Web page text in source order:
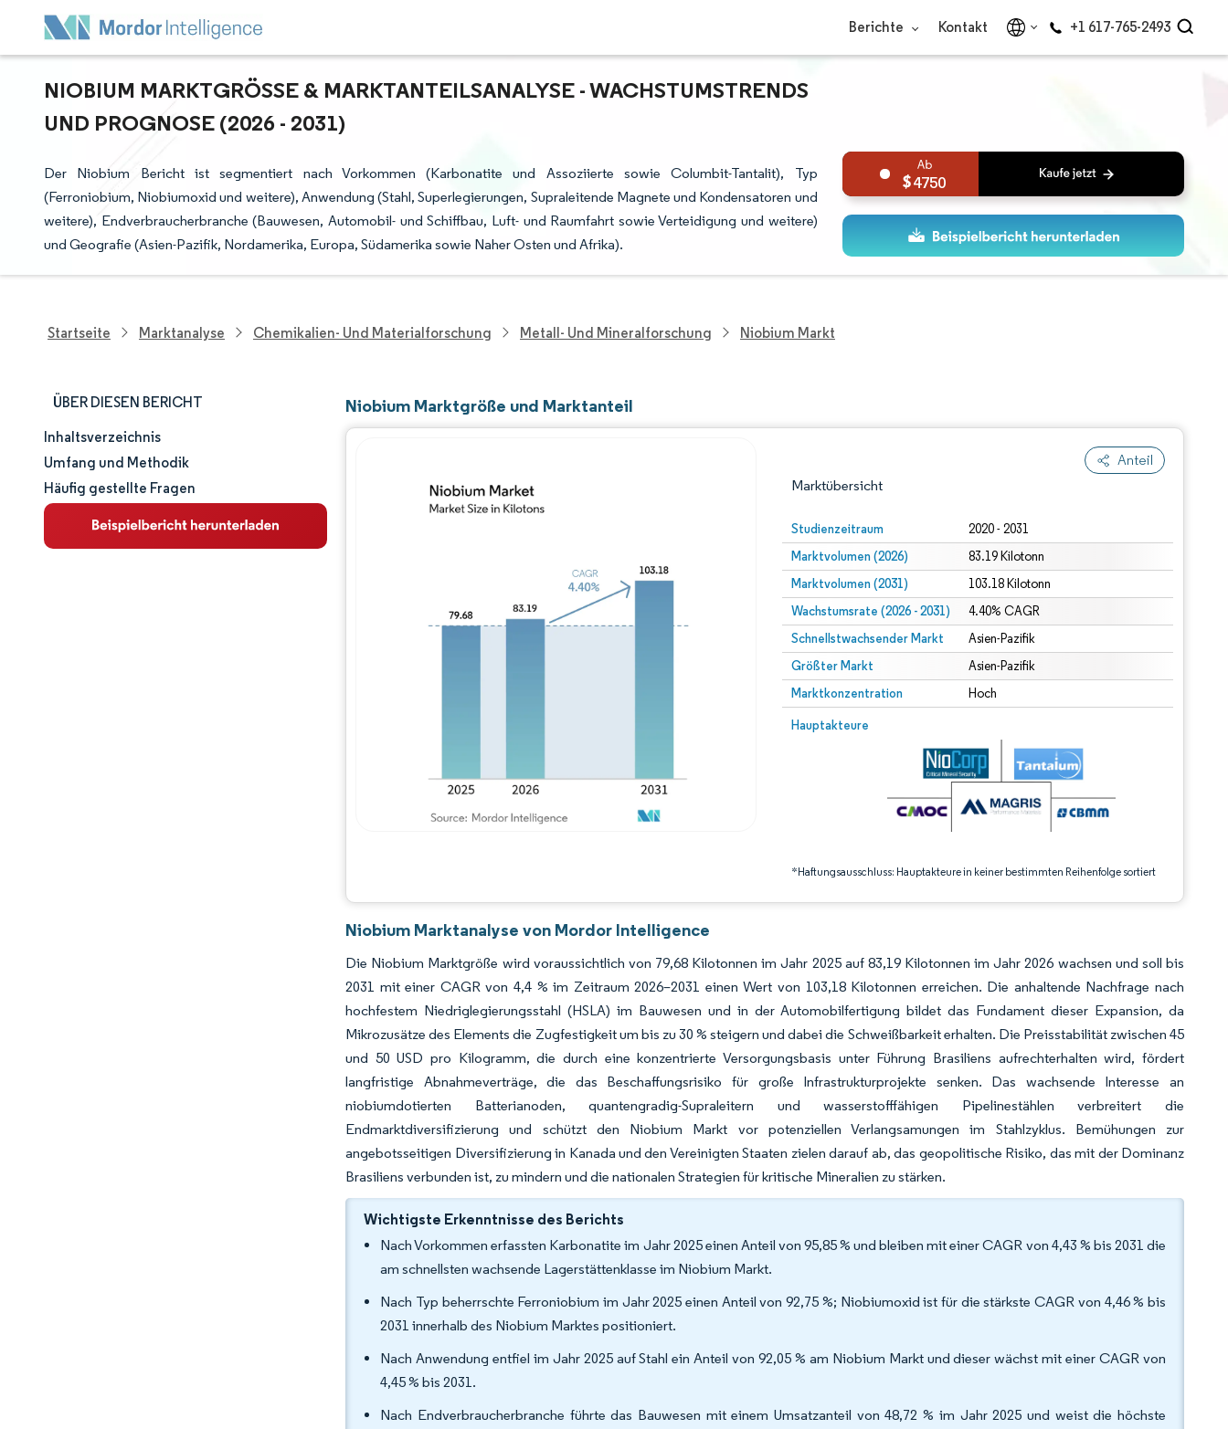
Berichte Kontakt +1 617-765-2493
NIOBIUM MARKTGRÖSSE & MARKTANTEILSANALYSE - WACHSTUMSTRENDS U
ND PROGNOSE (2026 - 2031)
Der Niobium Bericht ist segmentiert nach Vorkommen (Karbonatite und Assoziierte sowie Columbit-Tantalit), Typ
(Ferroniobium, Niobiumoxid und weitere), Anwendung (Stahl, Superlegierungen, Supraleitende Magnete und Kondensatoren und
weitere), Endverbraucherbranche (Bauwesen, Automobil- und Schiffbau, Luft- und Raumfahrt sowie Verteidigung und weitere)
und Geografie (Asien-Pazifik, Nordamerika, Europa, Südamerika sowie Naher Osten und Afrika).
4750
Startseite Marktanalyse Chemikalien- Und Materialforschung Metall- Und Mineralforschung Niobium Markt
ÜBER DIESEN BERICHT
Marktgröße und -anteil
Marktanalyse
Trends und Einblicke
Inhaltsverzeichnis
Umfang und Methodik
Häufig gestellte Fragen
Niobium Marktgröße und Marktanteil
Anteil
Marktübersicht
Studienzeitraum 2020 - 2031
Marktvolumen (2026) 83.19 Kilotonn
Marktvolumen (2031) 103.18 Kilotonn
Wachstumsrate (2026 - 2031) 4.40% CAGR
Schnellstwachsender Markt Asien-Pazifik
Größter Markt Asien-Pazifik
Marktkonzentration Hoch
Hauptakteure
*Haftungsausschluss: Hauptakteure in keiner bestimmten Reihenfolge sortiert
Bild © Mordor Intelligence. Wiederverwendung erfordert Namensnennung gemäß CC BY 4.0.
Bild © Mordor Intelligence. Wiederverwendung erfordert Namensnennung gemäß CC BY 4.0.
Niobium Marktanalyse von Mordor Intelligence
Die Niobium Marktgröße wird voraussichtlich von 79,68 Kilotonnen im Jahr 2025 auf 83,19 Kilotonnen im Jahr 2026 wachsen und soll bis
2031 mit einer CAGR von 4,4 % im Zeitraum 2026–2031 einen Wert von 103,18 Kilotonnen erreichen. Die anhaltende Nachfrage nach
hochfestem Niedriglegierungsstahl (HSLA) im Bauwesen und in der Automobilfertigung bildet das Fundament dieser Expansion, da
Mikrozusätze des Elements die Zugfestigkeit um bis zu 30 % steigern und dabei die Schweißbarkeit erhalten. Die Preisstabilität zwischen 45
und 50 USD pro Kilogramm, die durch eine konzentrierte Versorgungsbasis unter Führung Brasiliens aufrechterhalten wird, fördert
langfristige Abnahmeverträge, die das Beschaffungsrisiko für große Infrastrukturprojekte senken. Das wachsende Interesse an
niobiumdotierten Batterianoden, quantengradig-Supraleitern und wasserstofffähigen Pipelinestählen verbreitert die
Endmarktdiversifizierung und schützt den Niobium Markt vor potenziellen Verlangsamungen im Stahlzyklus. Bemühungen zur
angebotsseitigen Diversifizierung in Kanada und den Vereinigten Staaten zielen darauf ab, das geopolitische Risiko, das mit der Dominanz
Brasiliens verbunden ist, zu mindern und die nationalen Strategien für kritische Mineralien zu stärken.
Wichtigste Erkenntnisse des Berichts
Nach Vorkommen erfassten Karbonatite im Jahr 2025 einen Anteil von 95,85 % und bleiben mit einer CAGR von 4,43 % bis 2031 die
am schnellsten wachsende Lagerstättenklasse im Niobium Markt.
Nach Typ beherrschte Ferroniobium im Jahr 2025 einen Anteil von 92,75 %; Niobiumoxid ist für die stärkste CAGR von 4,46 % bis
2031 innerhalb des Niobium Marktes positioniert.
Nach Anwendung entfiel im Jahr 2025 auf Stahl ein Anteil von 92,05 % am Niobium Markt und dieser wächst mit einer CAGR von
4,45 % bis 2031.
Nach Endverbraucherbranche führte das Bauwesen mit einem Umsatzanteil von 48,72 % im Jahr 2025 und weist die höchste